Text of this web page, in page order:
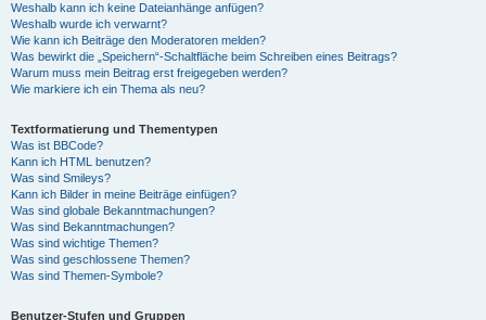
Weshalb kann ich keine Dateianhänge anfügen?
Weshalb wurde ich verwarnt?
Wie kann ich Beiträge den Moderatoren melden?
Was bewirkt die „Speichern“-Schaltfläche beim Schreiben eines Beitrags?
Warum muss mein Beitrag erst freigegeben werden?
Wie markiere ich ein Thema als neu?
Textformatierung und Thementypen
Was ist BBCode?
Kann ich HTML benutzen?
Was sind Smileys?
Kann ich Bilder in meine Beiträge einfügen?
Was sind globale Bekanntmachungen?
Was sind Bekanntmachungen?
Was sind wichtige Themen?
Was sind geschlossene Themen?
Was sind Themen-Symbole?
Benutzer-Stufen und Gruppen